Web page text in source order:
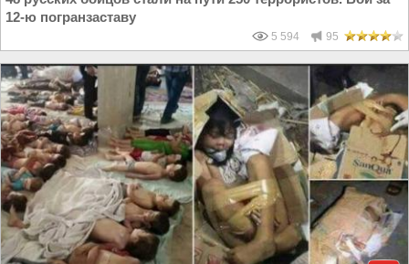
12-ю погранзаставу
5 594 95